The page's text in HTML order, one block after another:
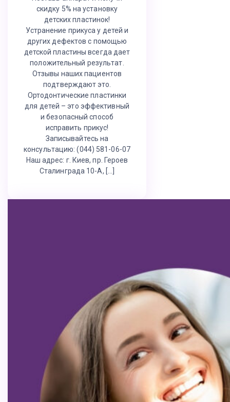
скидку 5% на установку
детских пластинок!
Устранение прикуса у детей и
других дефектов с помощью
детской пластины всегда дает
положительный результат.
Отзывы наших пациентов
подтверждают это.
Ортодонтические пластинки
для детей – это эффективный
и безопасный способ
исправить прикус!
Записывайтесь на
консультацию: (044) 581-06-07
Наш адрес: г. Киев, пр. Героев
Сталинграда 10-А, […]